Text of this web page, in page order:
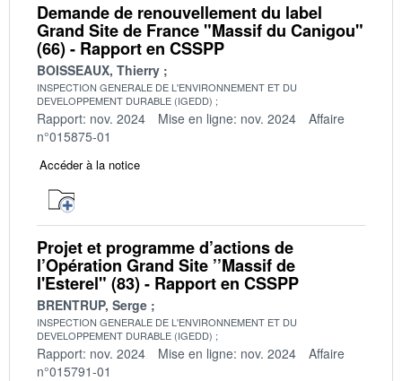
Demande de renouvellement du label
Grand Site de France "Massif du Canigou"
(66) - Rapport en CSSPP
BOISSEAUX, Thierry
INSPECTION GENERALE DE L'ENVIRONNEMENT ET DU
DEVELOPPEMENT DURABLE (IGEDD)
Rapport: nov. 2024 Mise en ligne: nov. 2024
Affaire
n°015875-01
Accéder à la notice
Projet et programme d’actions de
l’Opération Grand Site ’’Massif de
l'Esterel" (83) - Rapport en CSSPP
BRENTRUP, Serge
INSPECTION GENERALE DE L'ENVIRONNEMENT ET DU
DEVELOPPEMENT DURABLE (IGEDD)
Rapport: nov. 2024 Mise en ligne: nov. 2024
Affaire
n°015791-01